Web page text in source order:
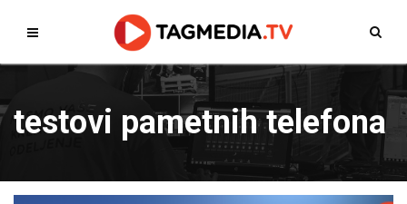
testovi pametnih telefona